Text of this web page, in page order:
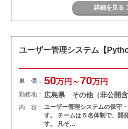
詳細を見る
ユーザー管理システム【
単 価： 50万円～70万円
勤務地： 広島県 その他（非公開含
内 容： ユーザー管理システムの保守
す。 チームは５名体制で、開
す。 凡そ…